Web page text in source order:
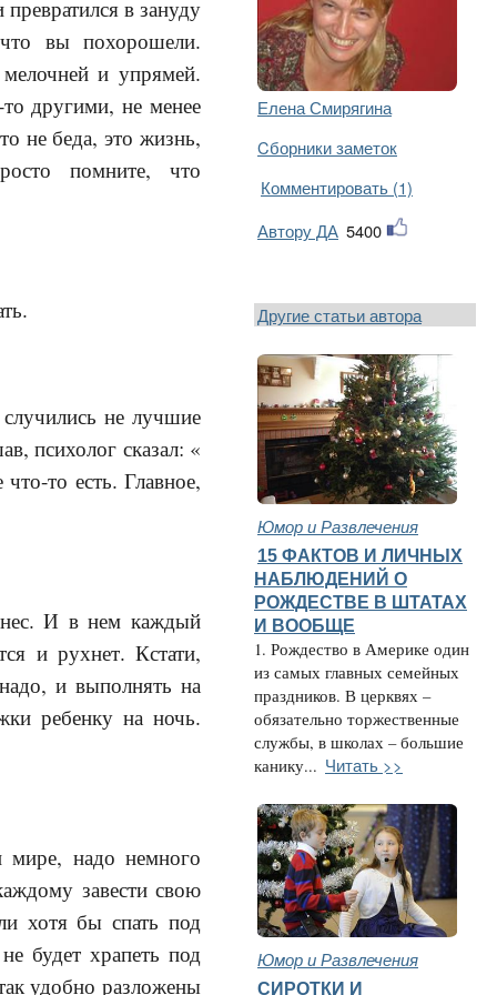
в зануду
вы похорошели.
и упрямей.
другими, не менее
не беда, это жизнь,
помните, что
не лучшие
психолог сказал: «
то есть. Главное,
И в нем каждый
и рухнет. Кстати,
и выполнять на
ребенку на ночь.
мире, надо немного
завести свою
хотя бы спать под
будет храпеть под
удобно разложены
Елена Смирягина
Cборники заметок
Комментировать (1)
Автору ДА 5400
Другие статьи автора
Юмор и Развлечения
15 ФАКТОВ И ЛИЧНЫХ
НАБЛЮДЕНИЙ О
РОЖДЕСТВЕ В ШТАТАХ
И ВООБЩЕ
1. Рождество в Америке один
из самых главных семейных
праздников. В церквях –
обязательно торжественные
службы, в школах – большие
канику... Читать >>
Юмор и Развлечения
СИРОТКИ И